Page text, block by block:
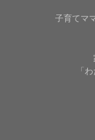
子育てマ
「